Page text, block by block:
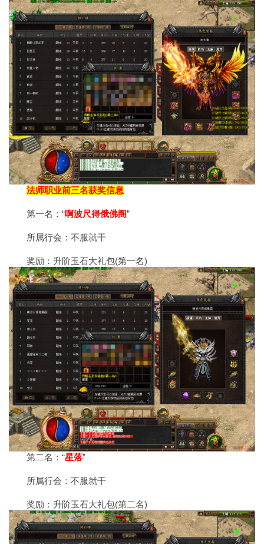
法师职业前三名获奖信息
第一名：“啊波尺得俄佛阁”
所属行会：不服就干
奖励：升阶玉石大礼包(第一名)
第二名：“星落”
所属行会：不服就干
奖励：升阶玉石大礼包(第二名)